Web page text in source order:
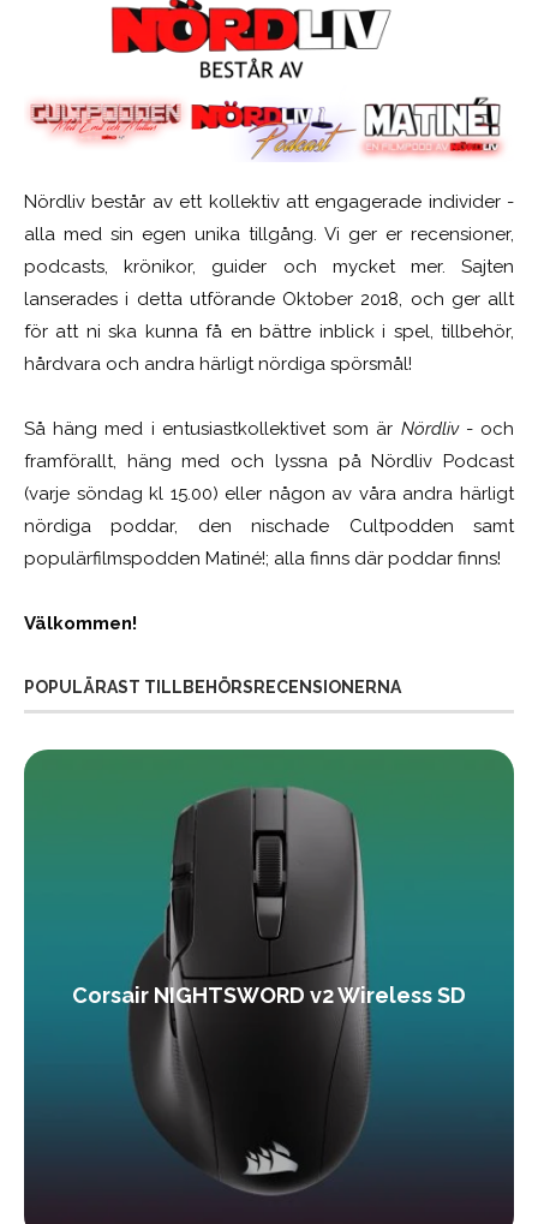
Nördliv består av ett kollektiv att engagerade individer -
alla med sin egen unika tillgång. Vi ger er recensioner,
podcasts, krönikor, guider och mycket mer. Sajten
lanserades i detta utförande Oktober 2018, och ger allt
för att ni ska kunna få en bättre inblick i spel, tillbehör,
hårdvara och andra härligt nördiga spörsmål!
Så häng med i entusiastkollektivet som är Nördliv- och
framförallt, häng med och lyssna på Nördliv Podcast
(varje söndag kl 15.00) eller någon av våra andra härligt
nördiga poddar, den nischade Cultpodden samt
populärfilmspodden Matiné!; alla finns där poddar finns!
Välkommen!
POPULÄRAST TILLBEHÖRSRECENSIONERNA
Corsair NIGHTSWORD v2 Wireless SD